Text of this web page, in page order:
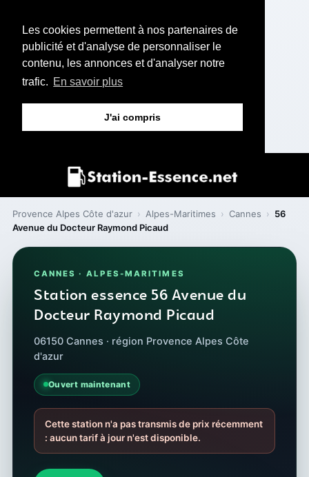
Les cookies permettent à nos partenaires de
publicité et d'analyse de personnaliser le
contenu, les annonces et d'analyser notre
trafic. En savoir plus
J'ai compris
Provence Alpes Côte d'azur › Alpes-Maritimes › Cannes › 56
Avenue du Docteur Raymond Picaud
CANNES · ALPES-MARITIMES
Station essence 56 Avenue du
Docteur Raymond Picaud
06150 Cannes · région Provence Alpes Côte
d'azur
Ouvert maintenant
Cette station n'a pas transmis de prix récemment
: aucun tarif à jour n'est disponible.